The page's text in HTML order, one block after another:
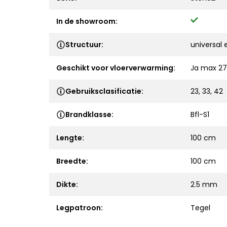
In de showroom:
Structuur: universal
Geschikt voor vloerverwarming: Ja max
Gebruiksclasificatie: 23, 33, 42
Brandklasse: Bfl-S1
Lengte: 100 cm
Breedte: 100 cm
Dikte: 2.5 mm
Legpatroon: Tegel